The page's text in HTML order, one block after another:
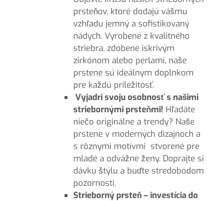
prsteňov, ktoré dodajú vášmu
vzhľadu jemný a sofistikovaný
nádych. Vyrobené z kvalitného
striebra, zdobené iskrivým
zirkónom alebo perlami, naše
prstene sú ideálnym doplnkom
pre každú príležitosť.
Vyjadri svoju osobnosť s našimi
striebornými prsteňmi! Hľadáte
niečo originálne a trendy? Naše
prstene v moderných dizajnoch a
s rôznymi motívmi stvorené pre
mladé a odvážne ženy. Doprajte si
dávku štýlu a buďte stredobodom
pozornosti.
Strieborný prsteň – investícia do